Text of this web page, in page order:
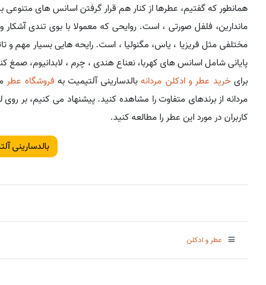
همانطور که گفتیم، عطرها از کنار هم قرار گرفتن اسانس های
ماندارین، فلفل صورتی ، است. روایحی که معمولا با بوی تندی
مختلفی مثل فریزیا ، یاس، مگنولیا ، است. رایحه هایی بسیار مهم و
پایانی شامل اسانس های کهربا، نعناع هندی ، چرم ، لابدانیوم، صمغ
برایخرید عطر و ادکلن مردانهبالدسارینی آلتیمیت به فروشگاه عطر
مردانه از برندهای متفاوت را مشاهده کنید. پیشنهاد می کنیم،
کاربران در مورد این عطر را مطالعه کنید.
بالدسارینی
عطر و ادکلن